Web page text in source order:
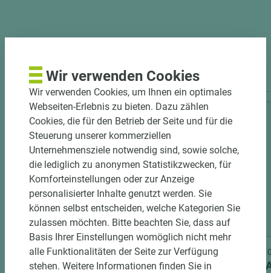
PASSENDES ZUBEHÖR
16 weitere Varianten
Art.-Nr. 04700010121
ASTRA CPL-Türblatt RAL 9016
Art.-Nr.
Wir verwenden Cookies
Wir verwenden Cookies, um Ihnen ein optimales
Webseiten-Erlebnis zu bieten. Dazu zählen
Cookies, die für den Betrieb der Seite und für die
Steuerung unserer kommerziellen
Unternehmensziele notwendig sind, sowie solche,
die lediglich zu anonymen Statistikzwecken, für
Komforteinstellungen oder zur Anzeige
personalisierter Inhalte genutzt werden. Sie
können selbst entscheiden, welche Kategorien Sie
zulassen möchten. Bitte beachten Sie, dass auf
Basis Ihrer Einstellungen womöglich nicht mehr
alle Funktionalitäten der Seite zur Verfügung
stehen. Weitere Informationen finden Sie in